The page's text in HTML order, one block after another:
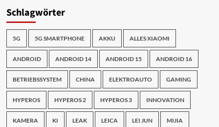
Schlagwörter
5G 5G SMARTPHONE AKKU ALLES XIAOMI
ANDROID ANDROID 14 ANDROID 15 ANDROID 16
BETRIEBSSYSTEM CHINA ELEKTROAUTO GAMING
HYPEROS HYPEROS 2 HYPEROS 3 INNOVATION
KAMERA KI LEAK LEICA LEI JUN MIJIA